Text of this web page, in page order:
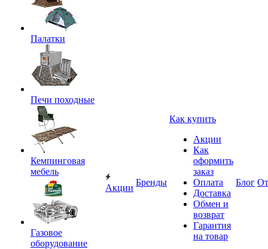
Палатки
Печи походные
Кемпинговая
мебель
Газовое
оборудование
Акции
Бренды
Как купить
Акции
Как
оформить
заказ
Оплата
Доставка
Обмен и
возврат
Гарантия
на товар
Блог